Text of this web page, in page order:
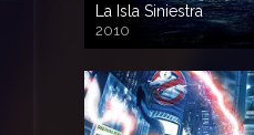
La Isla Siniestra
2010
720p HD